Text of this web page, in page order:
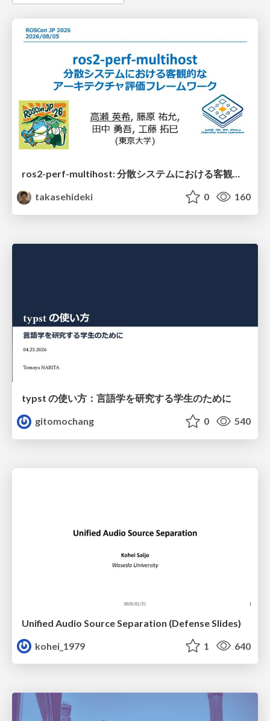
takasehideki
0 160
typst の使い方：言語学を研究する学生のために
gitomochang
0 540
Unified Audio Source Separation (Defense Slides)
kohei_1979
1 640